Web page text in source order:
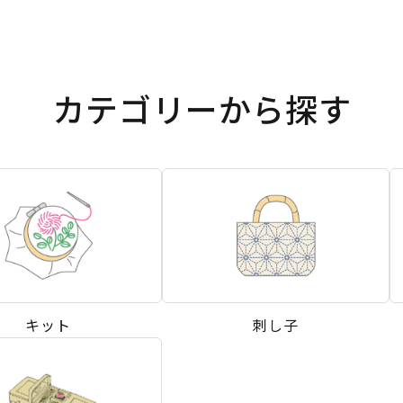
カテゴリーから探す
キット 刺し子